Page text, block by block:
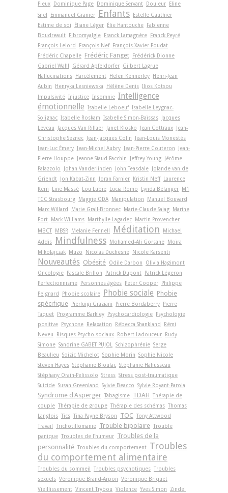
Pleux Dominique Page Dominique Servant Douleur Eline
Snel
Emmanuel Granier Enfants Estelle Gauthier
Estime de soi
Éliane Léger Élie Hantouche Fabienne
Boudreault Fibromyalgie Franck Lamagnère Franck Peyré
François Lelord
François Nef François-Xavier Poudat
Frédéric Chapelle Frédéric Fanget Frédérick Dionne
Gabriel Wahl
Gérard Apfeldorfer Gilbert Lagrue
Hallucinations Harcèlement Helen Kennerley Henri-Jean
Aubin
Henryka Lesniewska Hélène Denis Ilios Kotsou
Impulsivité Injustice Insomnie Intelligence
émotionnelle Isabelle Leboeuf Isabelle Leygnac-
Solignac Isabelle Roskam Isabelle Simon-Baïssas Jacques
Leveau
Jacques Van Rillaer Janet Klosko Jean Cottraux Jean-
Christophe Seznec Jean-Jacques Colin
Jean-Louis Monestès
Jean-Luc Émery Jean-Michel Aubry Jean-Pierre Couteron
Jean-
Pierre Houppe Jeanne Siaud-Facchin Jeffrey Young Jérôme
Palazzolo
Johan Vanderlinden John Teasdale Jolande van de
Griendt Jon Kabat-Zinn Joran Farnier Kristin Neff Laurence
Kern
Line Massé Lou Lubie Lucia Romo Lynda Bélanger M1
TCC Strasbourg Maggie ODA Manipulation
Manuel Bouvard
Marc Willard
Marie Grall-Bronnec Marie-Claude Saiag Marine
Fort Mark Williams Marthylle Lagadec Martin Provencher
MBCT MBSR Melanie Fennell Méditation
Michael
Addis
Mindfulness Mohamed-Ali Gorsane Moïra
Mikolajczak Muzo Nicolas Duchesne Nicole Karsenti
Nouveautés Obésité Odile Darbon
Olivia Hagimont
Oncologie Pascale Brillon Patrick Dupont Patrick Légeron
Perfectionnisme Personnes âgées Peter Cooper Philippe
Peignard
Phobie scolaire Phobie sociale Phobie
spécifique Pierluigi Graziani Pierre Bordaberry Pierre
Taquet Programme Barkley Psychocardiologie Psychologie
positive Psychose Relaxation Rébecca Shankland
Rémi
Neveu
Risques Psycho-sociaux Robert Ladouceur Rudy
Simone Sandrine GABET PUJOL Schizophrénie Serge
Beaulieu Soizic Michelot Sophie Morin Sophie Nicole
Steven Hayes Stéphanie Bioulac Stéphanie Hahusseau
Stéphany Orain-Pelissolo Stress Stress post-traumatique
Suicide Susan Greenland Sylvie Beacco Sylvie Royant-Parola
Syndrome d'Asperger Tabagisme TDAH Thérapie de
couple Thérapie de groupe Thérapie des schémas Thomas
Langlois Tics Tina Payne Bryson TOC Tony Attwood
Travail Trichotillomanie Trouble bipolaire Trouble
panique Troubles de l'humeur Troubles de la
personnalité Troubles du comportement Troubles
du comportement alimentaire
Troubles du sommeil Troubles psychotiques Troubles
sexuels Véronique Brand-Arpon Véronique Briquet
Vieillissement Vincent Trybou Violence Yves Simon
Zindel